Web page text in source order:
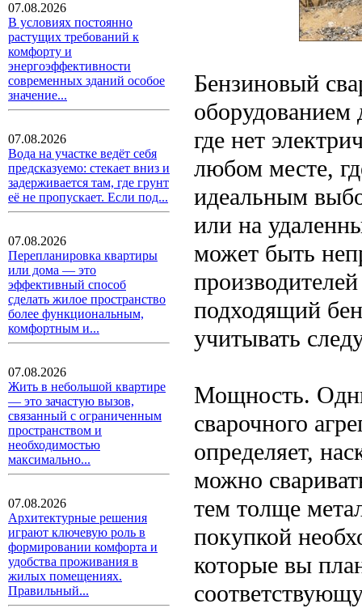
07.08.2026
В условиях постоянно
растущих требований к
комфорту и
энергоэффективности
современных зданий особое
значение...
07.08.2026
Вода на участке ведёт себя
предсказуемо: стекает вниз и
задерживается там, где грунт
её не пропускает. Если под...
07.08.2026
Перепланировка квартиры
или дома — это
эффективный способ
сделать жилое пространство
более функциональным,
комфортным и...
07.08.2026
Жить в небольшой квартире
— это зачастую вызов,
связанный с ограниченным
пространством и
необходимостью
максимально...
07.08.2026
Архитектурные решения
играют ключевую роль в
формировании комфорта и
удобства проживания в
жилых помещениях.
Правильный...
Бензиновый
оборудованием
где нет
любом месте,
идеальным
или на
может быть
подходящий
учитывать
Мощность.
сварочного
определяет,
можно
тем толще
покупкой
которые вы